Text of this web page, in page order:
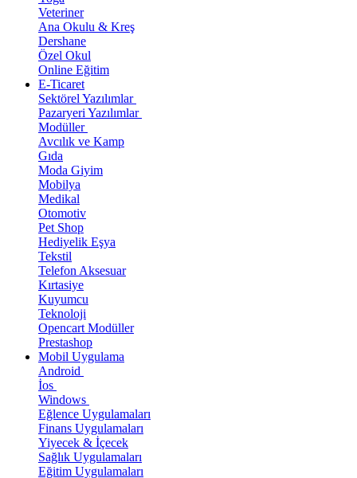
Veteriner
Ana Okulu & Kreş
Dershane
Özel Okul
Online Eğitim
E-Ticaret
Sektörel Yazılımlar
Pazaryeri Yazılımlar
Modüller
Avcılık ve Kamp
Gıda
Moda Giyim
Mobilya
Medikal
Otomotiv
Pet Shop
Hediyelik Eşya
Tekstil
Telefon Aksesuar
Kırtasiye
Kuyumcu
Teknoloji
Opencart Modüller
Prestashop
Mobil Uygulama
Android
İos
Windows
Eğlence Uygulamaları
Finans Uygulamaları
Yiyecek & İçecek
Sağlık Uygulamaları
Eğitim Uygulamaları